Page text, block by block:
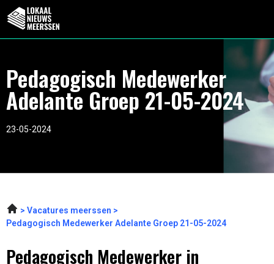
Pedagogisch Medewerker
Adelante Groep 21-05-2024
23-05-2024
Vacatures meerssen
Pedagogisch Medewerker Adelante Groep 21-05-2024
Pedagogisch Medewerker in